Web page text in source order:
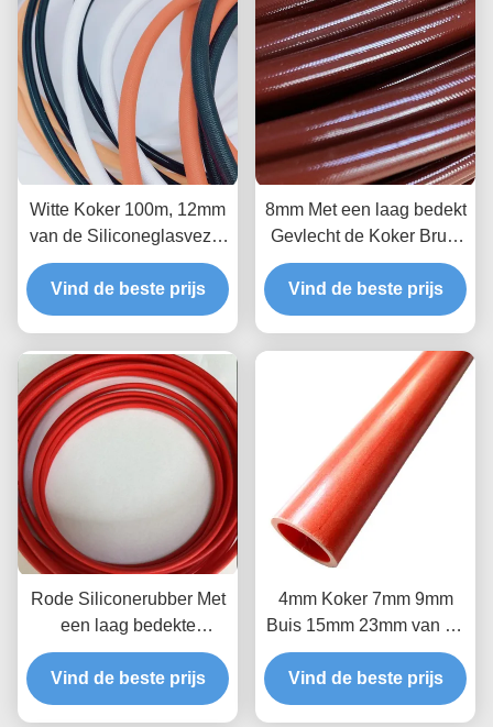
Witte Koker 100m, 12mm
van de Siliconeglasvezel
Gevlechte Glasvezelbuis
Vind de beste prijs
8mm Met een laag bedekt
Gevlecht de Koker Bruin
Rood van de
Siliconeglasvezel
Vind de beste prijs
Rode Siliconerubber Met
een laag bedekte
Glasvezel Sleeving
3.5mm 12mm
Vind de beste prijs
4mm Koker 7mm 9mm
Buis 15mm 23mm van de
Siliconeglasvezel
Vind de beste prijs